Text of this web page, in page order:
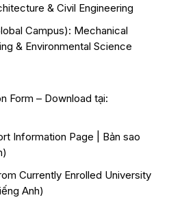
& Civil Engineering
Campus): Mechanical
& Environmental Science
Form – Download tại:
Information Page | Bản sao
Currently Enrolled University
Anh)